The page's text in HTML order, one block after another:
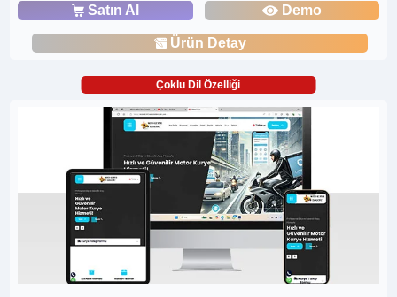
Satın Al Demo
Ürün Detay
Çoklu Dil Özelliği